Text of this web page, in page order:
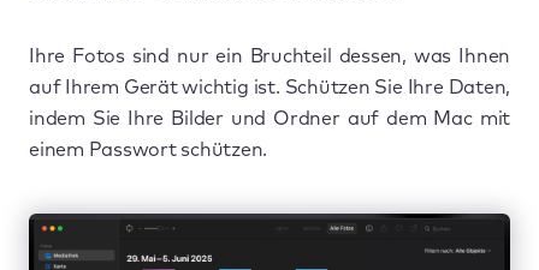
Ihre Fotos sind nur ein Bruchteil dessen, was Ihnen
auf Ihrem Gerät wichtig ist. Schützen Sie Ihre Daten,
indem Sie Ihre Bilder und Ordner auf dem Mac mit
einem Passwort schützen.